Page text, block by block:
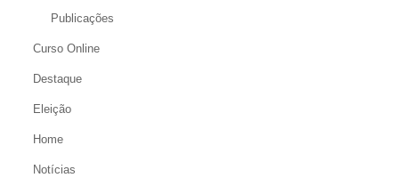
Publicações
Curso Online
Destaque
Eleição
Home
Notícias